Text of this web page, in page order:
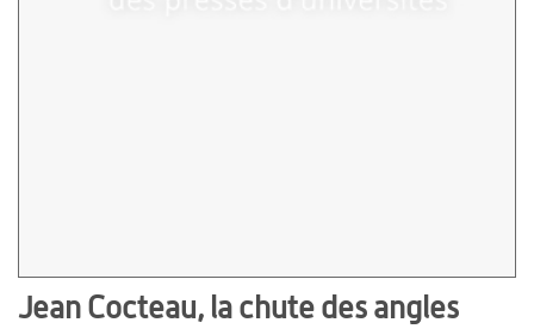
Jean Cocteau, la chute des angles